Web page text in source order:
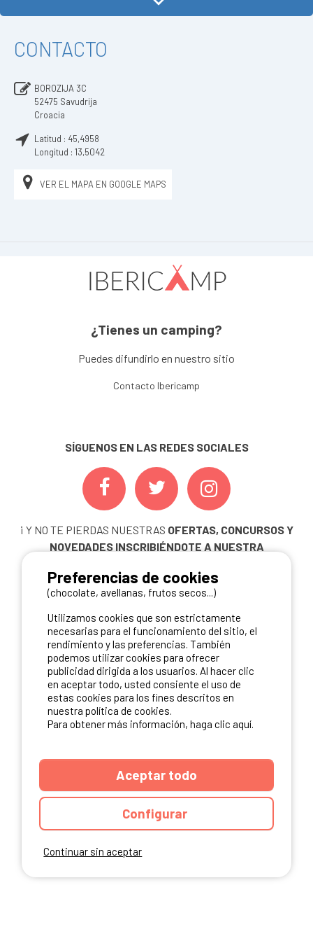
CONTACTO
BOROZIJA 3C
52475 Savudrija
Croacia
Latitud : 45,4958
Longitud : 13,5042
VER EL MAPA EN GOOGLE MAPS
¿Tienes un camping?
Puedes difundirlo en nuestro sitio
Contacto Ibericamp
SÍGUENOS EN LAS REDES SOCIALES
¡ Y NO TE PIERDAS NUESTRAS OFERTAS, CONCURSOS Y
NOVEDADES INSCRIBIÉNDOTE A NUESTRA
ME INSCRIBO
NUESTROS PARTNERS
Continuar sin aceptar
Preferencias de cookies
(chocolate, avellanas, frutos secos...)
Utilizamos cookies que son estrictamente
necesarias para el funcionamiento del sitio, el
rendimiento y las preferencias. También
podemos utilizar cookies para ofrecer
publicidad dirigida a los usuarios. Al hacer clic
en aceptar todo, usted consiente el uso de
estas cookies para los fines descritos en
nuestra política de cookies.
Para obtener más información, haga clic aquí.
Aceptar todo
Configurar